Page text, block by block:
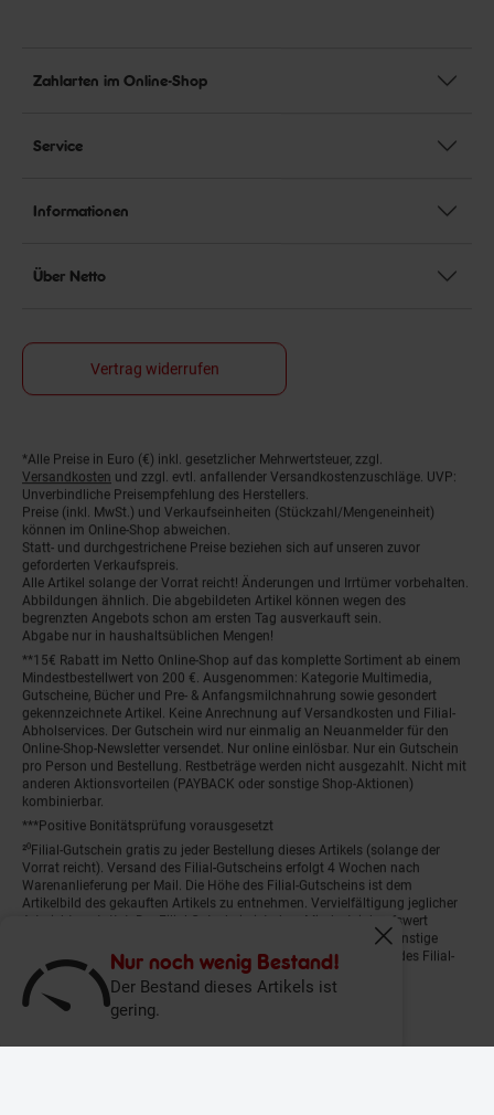
Nur noch wenig Bestand!
Der Bestand dieses Artikels ist
gering.
Fenster
Zahlarten im Online-Shop
Service
Informationen
Über Netto
Vertrag widerrufen
Fußnoten
*Alle Preise in Euro (€) inkl. gesetzlicher Mehrwertsteuer, zzgl.
Versandkosten und zzgl. evtl. anfallender Versandkostenzuschläge. UVP:
Unverbindliche Preisempfehlung des Herstellers.
Preise (inkl. MwSt.) und Verkaufseinheiten (Stückzahl/Mengeneinheit)
können im Online-Shop abweichen.
Statt- und durchgestrichene Preise beziehen sich auf unseren zuvor
geforderten Verkaufspreis.
Alle Artikel solange der Vorrat reicht! Änderungen und Irrtümer vorbehalten.
Abbildungen ähnlich. Die abgebildeten Artikel können wegen des
begrenzten Angebots schon am ersten Tag ausverkauft sein.
Abgabe nur in haushaltsüblichen Mengen!
**15€ Rabatt im Netto Online-Shop auf das komplette Sortiment ab einem
Mindestbestellwert von 200 €. Ausgenommen: Kategorie Multimedia,
Gutscheine, Bücher und Pre- & Anfangsmilchnahrung sowie gesondert
gekennzeichnete Artikel. Keine Anrechnung auf Versandkosten und Filial-
Abholservices. Der Gutschein wird nur einmalig an Neuanmelder für den
Online-Shop-Newsletter versendet. Nur online einlösbar. Nur ein Gutschein
pro Person und Bestellung. Restbeträge werden nicht ausgezahlt. Nicht mit
anderen Aktionsvorteilen (PAYBACK oder sonstige Shop-Aktionen)
kombinierbar.
***Positive Bonitätsprüfung vorausgesetzt
²⁰Filial-Gutschein gratis zu jeder Bestellung dieses Artikels (solange der
Vorrat reicht). Versand des Filial-Gutscheins erfolgt 4 Wochen nach
Warenanlieferung per Mail. Die Höhe des Filial-Gutscheins ist dem
Artikelbild des gekauften Artikels zu entnehmen. Vervielfältigung jeglicher
Art nicht gestattet. Der Filial-Gutschein ist ohne Mindesteinkaufswert
einlösbar. Nicht mit anderen Aktionsvorteilen (PAYBACK oder sonstige
Shop-Aktionen) kombinierbar. Der jeweilige Gültigkeitszeitraum des Filial-
Gutscheins ist darauf vermerkt.